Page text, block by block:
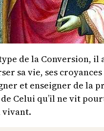
de la Conversion, il
sa vie, ses
et enseigner de la
Celui qu’il ne vit
vivant.